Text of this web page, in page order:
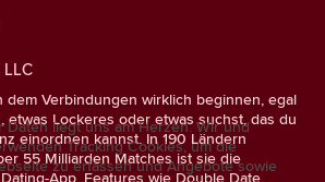
dem Verbindungen wirklich beginnen, egal
etwas Lockeres oder etwas suchst, das du
einordnen kannst. In 190 Ländern
55 Milliarden Matches ist sie die
App. Features wie Double Date,
Daten liegt uns am Herzen. Wir und
Tracking Cookies, um die
zu erfassen und Angebote sowie